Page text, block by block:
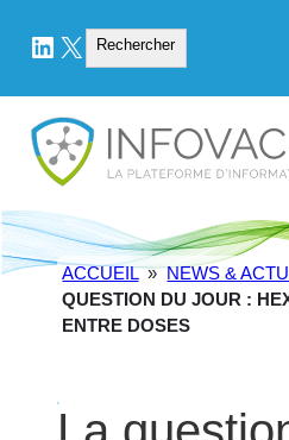
LinkedIn
X Rechercher
Rechercher
ACCUEIL » NEWS &
QUESTION DU JOUR :
ENTRE DOSES